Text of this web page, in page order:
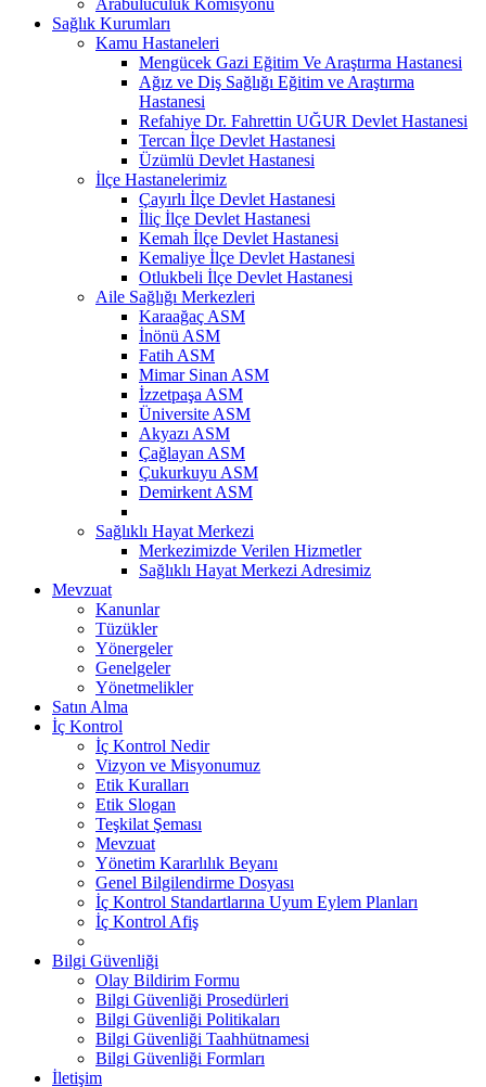
Sağlık Kurumları
Kamu Hastaneleri
Mengücek Gazi Eğitim Ve Araştırma Hastanesi
Ağız ve Diş Sağlığı Eğitim ve Araştırma
Hastanesi
Refahiye Dr. Fahrettin UĞUR Devlet Hastanesi
Tercan İlçe Devlet Hastanesi
Üzümlü Devlet Hastanesi
İlçe Hastanelerimiz
Çayırlı İlçe Devlet Hastanesi
İliç İlçe Devlet Hastanesi
Kemah İlçe Devlet Hastanesi
Kemaliye İlçe Devlet Hastanesi
Otlukbeli İlçe Devlet Hastanesi
Aile Sağlığı Merkezleri
Karaağaç ASM
İnönü ASM
Fatih ASM
Mimar Sinan ASM
İzzetpaşa ASM
Üniversite ASM
Akyazı ASM
Çağlayan ASM
Çukurkuyu ASM
Demirkent ASM
Sağlıklı Hayat Merkezi
Merkezimizde Verilen Hizmetler
Sağlıklı Hayat Merkezi Adresimiz
Mevzuat
Kanunlar
Tüzükler
Yönergeler
Genelgeler
Yönetmelikler
Satın Alma
İç Kontrol
İç Kontrol Nedir
Vizyon ve Misyonumuz
Etik Kuralları
Etik Slogan
Teşkilat Şeması
Mevzuat
Yönetim Kararlılık Beyanı
Genel Bilgilendirme Dosyası
İç Kontrol Standartlarına Uyum Eylem Planları
İç Kontrol Afiş
Bilgi Güvenliği
Olay Bildirim Formu
Bilgi Güvenliği Prosedürleri
Bilgi Güvenliği Politikaları
Bilgi Güvenliği Taahhütnamesi
Bilgi Güvenliği Formları
İletişim